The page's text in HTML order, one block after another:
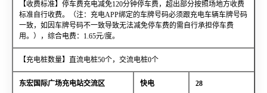
【收费标准】停车费充电减免120分钟停车费，超出部分按照场地方收费
标准自行收费。（注：充电APP绑定的车牌号码必须跟充电车辆车牌号码
一致，如因车牌号码不一致导致无法减免停车费的需自行承担停车费
用。），综合电费：1.65元/度。
【充电桩数量】直流电桩50个，交流电桩0个
东宏国际广场充电站交流区 快电 28